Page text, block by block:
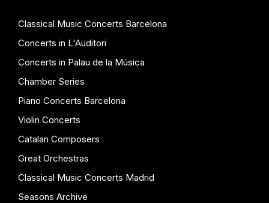
Classical Music Concerts Barcelona
Concerts in L'Auditori
Concerts in Palau de la Música
Chamber Series
Piano Concerts Barcelona
Violin Concerts
Catalan Composers
Great Orchestras
Classical Music Concerts Madrid
Seasons Archive